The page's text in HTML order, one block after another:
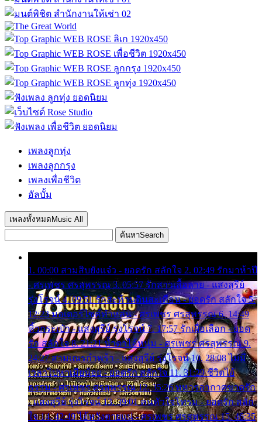
เพลงลูกทุ่ง
เพลงลูกกรุง
เพลงเพื่อชีวิต
อัลบั้ม
เพลงทั้งหมด Music All
ค้นหาSearch
1. 00:00 สามสิบยังแจ๋ว - ยอดรัก สลักใจ 2. 02:49 รักมาห้าปี
- ศรเพชร ศรสุพรรณ 3. 05:57 รักสาวเสื้อลาย - แสงสุรีย์
รุ่งโรจน์ 4. 09:51 รักสะท้านดินสะเทือน - ยอดรัก สลักใจ 5.
12:23 มอเตอร์ไซค์ทำหล่น - ศรเพชร ศรสุพรรณ 6. 14:49
หิ้วกระเป๋า - แสงสุรีย์ รุ่งโรจน์ 7. 17:57 รักเผื่อเลือก - ยอด
รัก สลักใจ 8. 21:21 น้ำตาไอ้หนุ่ม - ศรเพชร ศรสุพรรณ 9.
24:27 สามเณรกำพร้า - แสงสุรีย์ รุ่งโรจน์ 10. 28:08 ไม่มี
เวลาไปหาเมียน้อย - ยอดรัก สลักใจ 11. 31:29 ชีวิตไอ้
ธรรม - ศรเพชร ศรสุพรรณ 12. 35:26 ทหารอากาศขาดรัก
- แสงสุรีย์ รุ่งโรจน์ 13. 39:01 คนหัวใจโทรม - ยอดรัก สลัก
ใจ 14. 42:49 ไอ้หวังตายแน่ - ศรเพชร ศรสุพรรณ 15. 46:35